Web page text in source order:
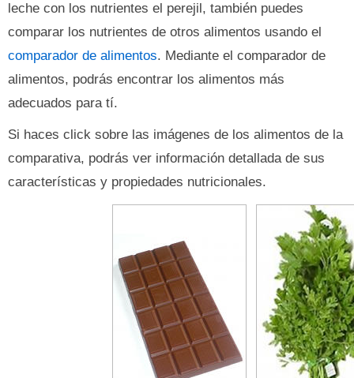
leche con los nutrientes el perejil, también puedes
comparar los nutrientes de otros alimentos usando el
comparador de alimentos. Mediante el comparador de
alimentos, podrás encontrar los alimentos más
adecuados para tí.
Si haces click sobre las imágenes de los alimentos de la
comparativa, podrás ver información detallada de sus
características y propiedades nutricionales.